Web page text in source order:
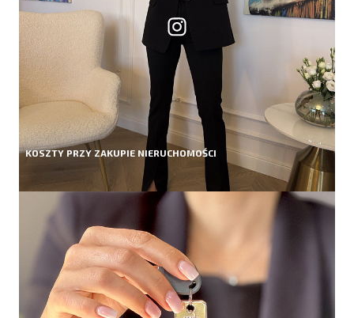
KOSZTY PRZY ZAKUPIE NIERUCHOMOŚCI